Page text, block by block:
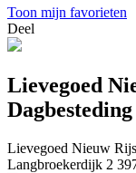
Toon mijn favorieten
Deel
Lievegoed
Dagbesteding
Lievegoed Nieuw
Langbroekerdijk 2